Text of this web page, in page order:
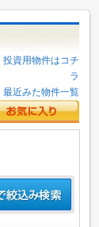
投資用物件はコチ
ラ
最近みた物件一覧